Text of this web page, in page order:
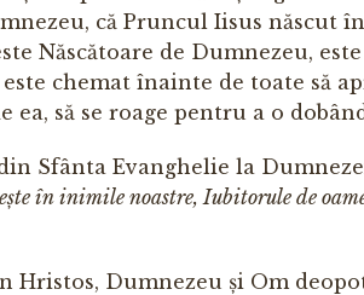
că Pruncul Iisus născut
Născătoare de Dum­ne­zeu,
chemat înainte de toate să
ea, să se roage pentru a o
Sfânta Evanghelie la
în inimile noastre, Iubitorule de
Hristos, Dumnezeu și Om